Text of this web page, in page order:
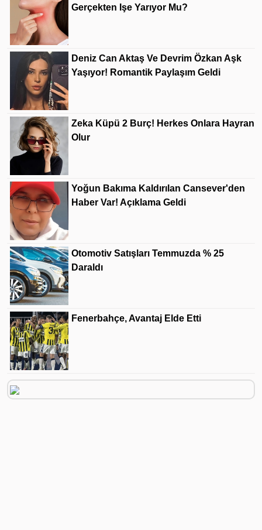
Gerçekten Işe Yarıyor Mu?
Deniz Can Aktaş Ve Devrim Özkan Aşk
Yaşıyor! Romantik Paylaşım Geldi
Zeka Küpü 2 Burç! Herkes Onlara Hayran
Olur
Yoğun Bakıma Kaldırılan Cansever'den
Haber Var! Açıklama Geldi
Otomotiv Satışları Temmuzda % 25
Daraldı
Fenerbahçe, Avantaj Elde Etti